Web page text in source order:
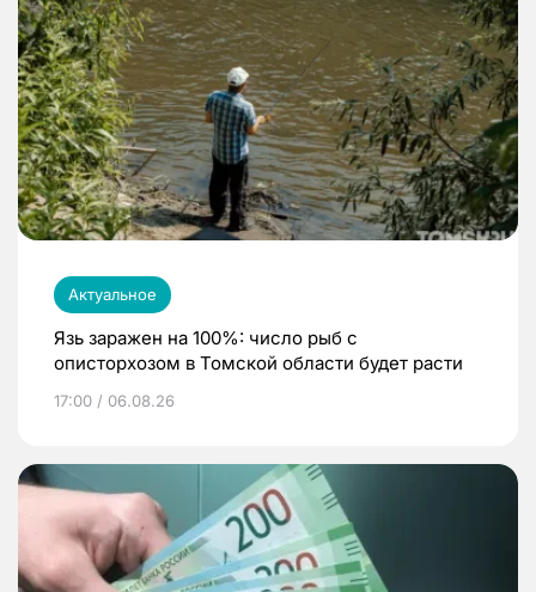
Актуальное
Язь заражен на 100%: число рыб с
описторхозом в Томской области будет расти
17:00 / 06.08.26